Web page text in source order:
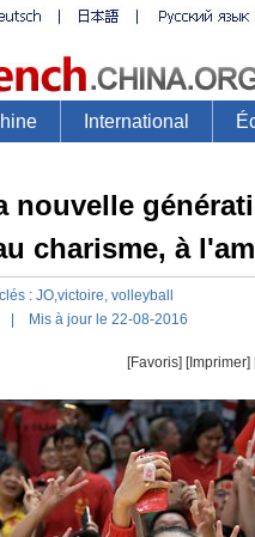
nouvelle
charisme, à
: JO,victoire, volleyball
| Mis à jour le 22-08-2016
[Favoris] [Imprimer]